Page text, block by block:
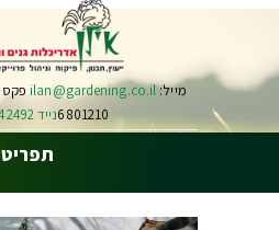
מייל:ilan@gardening.co.il
6801210נייד 050-2242492
תפריט